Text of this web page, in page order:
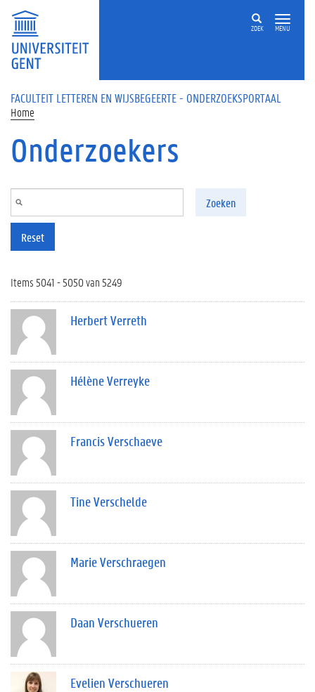
Overslaan en naar de inhoud gaan
ZOEK MENU
FACULTEIT LETTEREN EN WIJSBEGEERTE - ONDERZOEKSPORTAAL
Home
Onderzoekers
Zoeken
Reset
Items 5041 - 5050 van 5249
Herbert Verreth
Hélène Verreyke
Francis Verschaeve
Tine Verschelde
Marie Verschraegen
Daan Verschueren
Evelien Verschueren